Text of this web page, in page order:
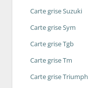
Carte grise Suzuki
Carte grise Sym
Carte grise Tgb
Carte grise Tm
Carte grise Triumph